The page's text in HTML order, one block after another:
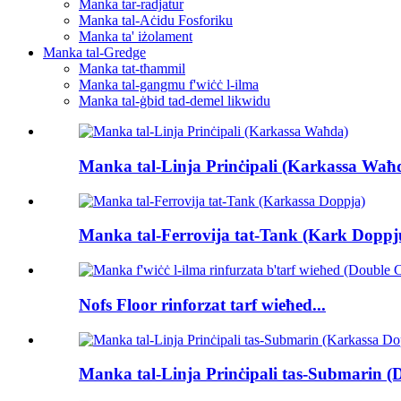
Manka tar-radjatur
Manka tal-Aċidu Fosforiku
Manka ta' iżolament
Manka tal-Gredge
Manka tat-tħammil
Manka tal-gangmu f'wiċċ l-ilma
Manka tal-ġbid tad-demel likwidu
Manka tal-Linja Prinċipali (Karkassa
Manka tal-Ferrovija tat-Tank (Kark
Nofs Floor rinforzat tarf wieħed...
Manka tal-Linja Prinċipali tas-Submarin